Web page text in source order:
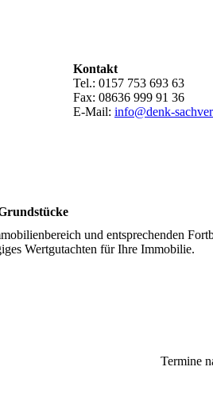
Kontakt
Tel.: 0157 753 693 63
Fax: 08636 999 91 36
E-Mail: info@denk-
und entsprechenden
Wertgutachten für Ihre Immobilie.
Termine